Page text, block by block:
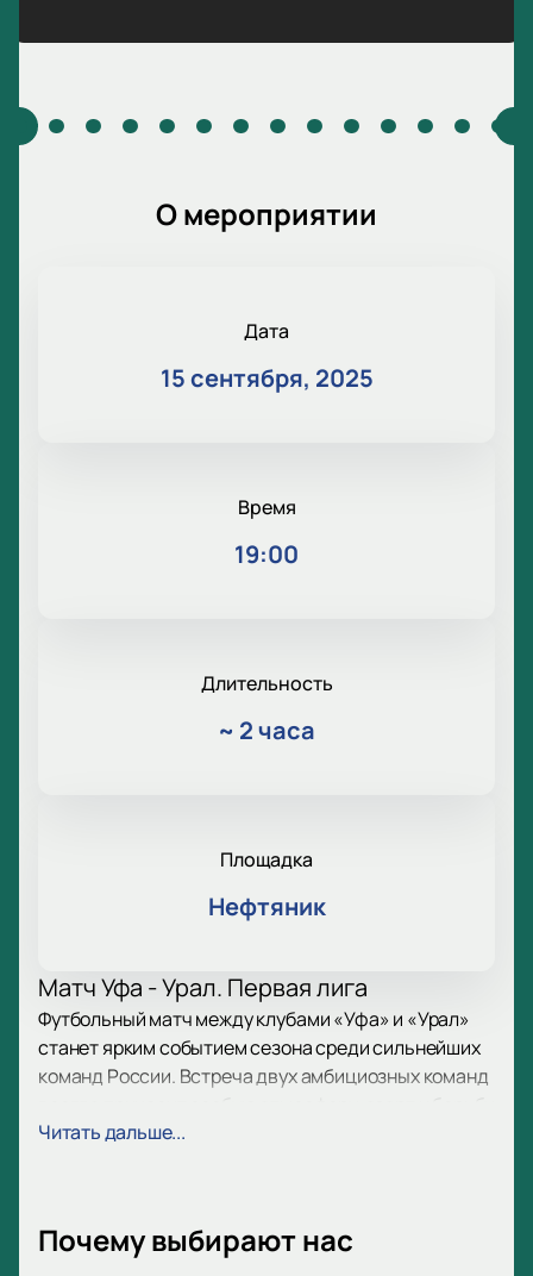
О мероприятии
Дата
15 сентября, 2025
Время
19:00
Длительность
~ 2 часа
Площадка
Нефтяник
Матч Уфа - Урал. Первая лига
Футбольный матч между клубами «Уфа» и «Урал»
станет ярким событием сезона среди сильнейших
команд России. Встреча двух амбициозных команд
за важные очки. Ожидайте насыщенную игру с
Матч пройдет в Уфе по адресу: ул. Комарова, д. 9.
Этот стадион известен болельщикам своим
Читать дальше...
Почему выбирают нас